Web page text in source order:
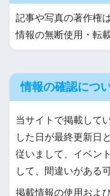
記事や写真の著作権
情報の無断使用・転
情報の確認につ
当サイトで掲載して
した日が最終更新日
従いまして、イベン
して、間違いがある
掲載情報の使用およ